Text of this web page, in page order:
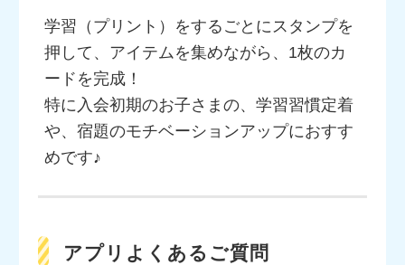
学習（プリント）をするごとにスタンプを
押して、アイテムを集めながら、1枚のカ
ードを完成！
特に入会初期のお子さまの、学習習慣定着
や、宿題のモチベーションアップにおすす
めです♪
アプリよくあるご質問